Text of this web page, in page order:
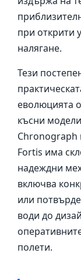
при открити
налягане.
Тези
еволюцията
късни
Chronograph
Fortis има
надеждни
включва
или
води до
полети.